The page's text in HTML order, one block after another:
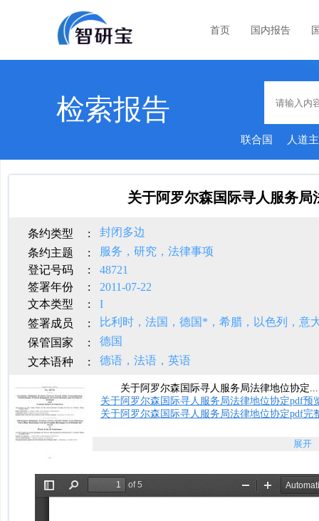
首页 国内报告
检索报告
联合国 人道
关于阿罗尔森国际寻人服务局
条约类型 :
封闭多边
条约主题
:
服务，研究，法律事项
登记号码
:
48721
签署年份
:
2011-07-22
文本类型
:
I
签署成员
:
保管国家
:
德国
文本语种
: 德语，法语，英语
关于阿罗尔森国际寻人服务局法律地位协定
关于阿罗尔森国际寻人服务局法律地位协定pdf预
关于阿罗尔森国际寻人服务局法律地位协定pdf完
展开